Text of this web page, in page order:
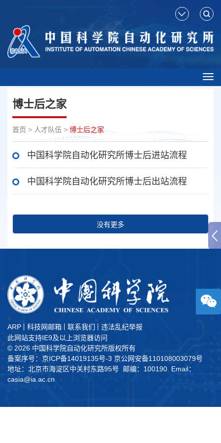
博士后之家
首页 > 人才队伍 > 博士后之家
中国科学院自动化研究所博士后进站流程
中国科学院自动化研究所博士后出站流程
没有更多
ARP 科技网邮箱 联系我们
违法乱纪举报
此网站支持IE9及以上浏览器访问
© 2026 中国科学院自动化研究所版权所有
备案序号：京ICP备14019135号-3 京公网安备110108003079号
地址：北京市海淀区中关村东路95号 邮编：100190 Email：
casia@ia.ac.cn